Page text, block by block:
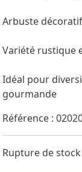
Arbuste
Variété rustique
Idéal pour
gourmande
Référence :
Rupture de stock